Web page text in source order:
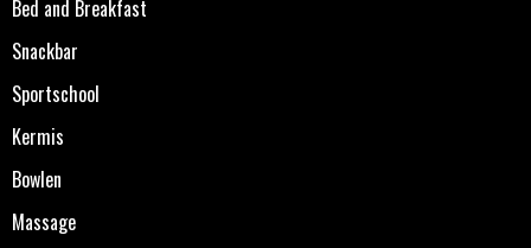
Bed and Breakfast
Snackbar
Sportschool
Kermis
Bowlen
Massage